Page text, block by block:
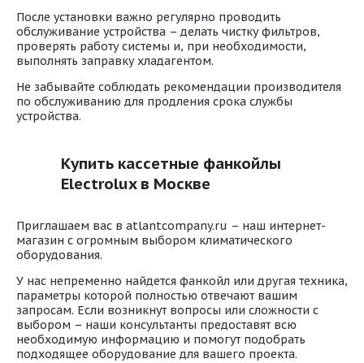
После установки важно регулярно проводить
обслуживание устройства – делать чистку фильтров,
проверять работу системы и, при необходимости,
выполнять заправку хладагентом.
Не забывайте соблюдать рекомендации производителя
по обслуживанию для продления срока службы
устройства.
Купить кассетные фанкойлы
Electrolux в Москве
Приглашаем вас в atlantcompany.ru – наш интернет-
магазин с огромным выбором климатического
оборудования.
У нас непременно найдется фанкойл или другая техника,
параметры которой полностью отвечают вашим
запросам. Если возникнут вопросы или сложности с
выбором – наши консультанты предоставят всю
необходимую информацию и помогут подобрать
подходящее оборудование для вашего проекта.